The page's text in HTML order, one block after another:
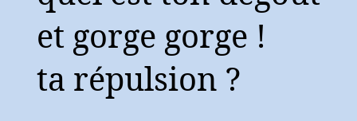
et gorge gorge !
ta répulsion ?